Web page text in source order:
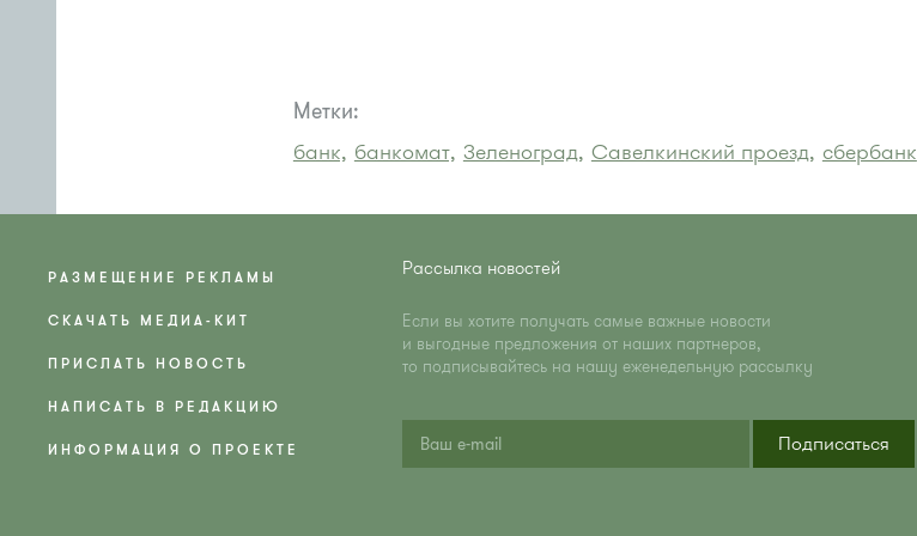
Метки:
банк, банкомат, Зеленоград, Савелкинский проезд, сбербанк
РАЗМЕЩЕНИЕ РЕКЛАМЫ
СКАЧАТЬ МЕДИА-КИТ
ПРИСЛАТЬ НОВОСТЬ
НАПИСАТЬ В РЕДАКЦИЮ
ИНФОРМАЦИЯ О ПРОЕКТЕ
Рассылка новостей
Если вы хотите получать самые важные новости
и выгодные предложения от наших партнеров,
то подписывайтесь на нашу еженедельную рассылку
Подписаться